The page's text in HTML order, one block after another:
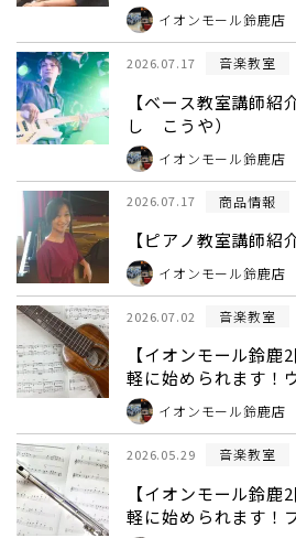
イオンモール鈴鹿店
2026.07.17 音楽教室
【ベース教室講師
し こうや）
イオンモール鈴鹿店
2026.07.17 商品情報
【ピアノ教室講師
イオンモール鈴鹿店
2026.07.02 音楽教室
【イオンモール鈴
軽に始められます！
イオンモール鈴鹿店
2026.05.29 音楽教室
【イオンモール鈴
軽に始められます！